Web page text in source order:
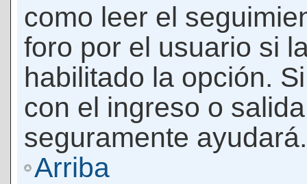
como leer el
foro por el usuario si
habilitado la opción.
con el ingreso o
seguramente ayudará.
Arriba